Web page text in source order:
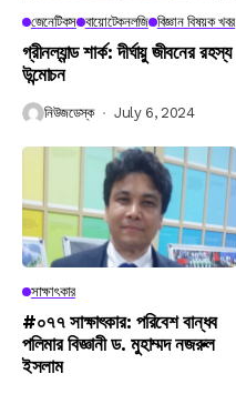
জেনেটিকস বায়োটেকনলজি বিজ্ঞান বিষয়ক খবর
গ্রীনল্যান্ড শার্ক: দীর্ঘায়ু জীবনের রহস্য
উন্মোচন
নিউজডেস্ক July 6, 2024
সাক্ষাৎকার
#০৭৭ সাক্ষাৎকার: পরিবেশ বান্ধব
পলিমার বিজ্ঞানী ড. মুহাম্মদ নজরুল
ইসলাম